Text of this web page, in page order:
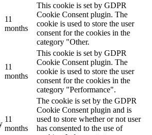
11
months
This cookie is set by GDPR
Cookie Consent plugin. The
cookie is used to store the user
consent for the cookies in the
category "Other.
11
months
This cookie is set by GDPR
Cookie Consent plugin. The
cookie is used to store the user
consent for the cookies in the
category "Performance".
11
months
The cookie is set by the GDPR
Cookie Consent plugin and is
used to store whether or not user
has consented to the use of